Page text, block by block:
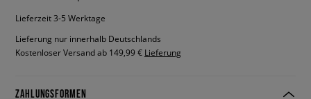
Lieferzeit 3-5 Werktage
Lieferung nur innerhalb Deutschlands
Kostenloser Versand ab 149,99 € Lieferung
ZAHLUNGSFORMEN